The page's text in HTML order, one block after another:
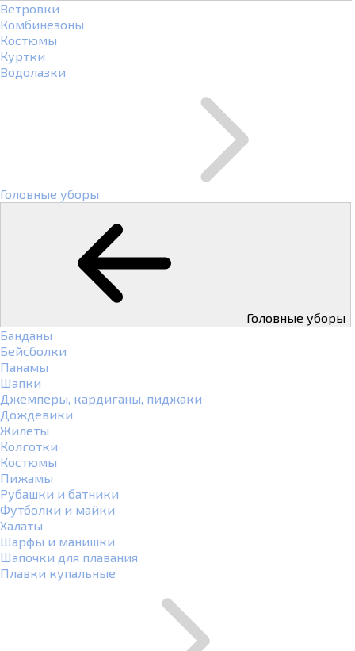
Ветровки
Комбинезоны
Костюмы
Куртки
Водолазки
Головные уборы
Головные уборы
Банданы
Бейсболки
Панамы
Шапки
Джемперы, кардиганы, пиджаки
Дождевики
Жилеты
Колготки
Костюмы
Пижамы
Рубашки и батники
Футболки и майки
Халаты
Шарфы и манишки
Шапочки для плавания
Плавки купальные